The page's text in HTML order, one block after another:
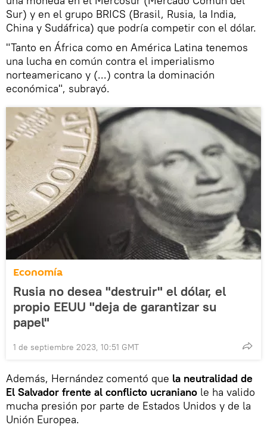
Sur) y en el grupo BRICS (Brasil, Rusia, la India,
China y Sudáfrica) que podría competir con el dólar.
"Tanto en África como en América Latina tenemos
una lucha en común contra el imperialismo
norteamericano y (...) contra la dominación
económica", subrayó.
Economía
Rusia no desea "destruir" el dólar, el
propio EEUU "deja de garantizar su
papel"
1 de septiembre 2023, 10:51 GMT
Además, Hernández comentó que la neutralidad de
El Salvador frente al conflicto ucraniano le ha valido
mucha presión por parte de Estados Unidos y de la
Unión Europea.